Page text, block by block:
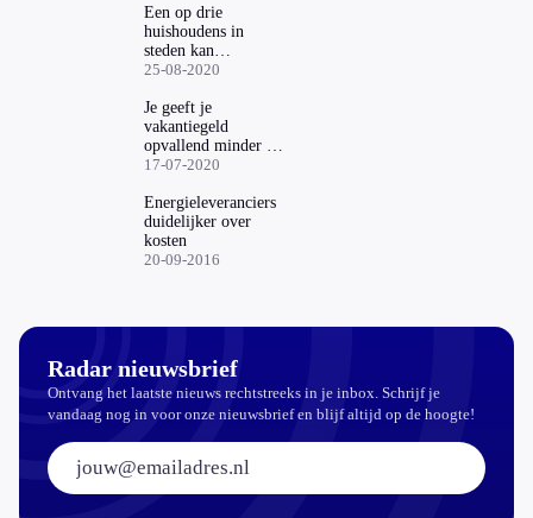
Een op drie
huishoudens in
steden kan
rekeningen moeilijk
25-08-2020
Je geeft je
vakantiegeld
opvallend minder uit
aan vakantie
17-07-2020
Energieleveranciers
duidelijker over
kosten
20-09-2016
Radar nieuwsbrief
Ontvang het laatste nieuws rechtstreeks in je inbox. Schrijf je
vandaag nog in voor onze nieuwsbrief en blijf altijd op de hoogte!
E-mailadres: